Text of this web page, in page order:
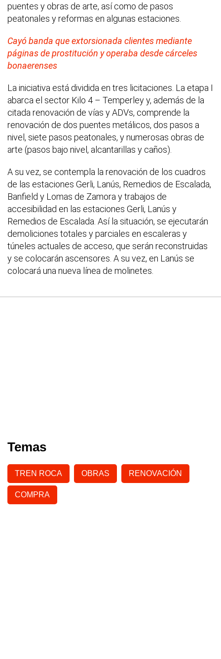
puentes y obras de arte, así como de pasos
peatonales y reformas en algunas estaciones.
Cayó banda que extorsionada clientes mediante
páginas de prostitución y operaba desde cárceles
bonaerenses
La iniciativa está dividida en tres licitaciones. La etapa I
abarca el sector Kilo 4 – Temperley y, además de la
citada renovación de vías y ADVs, comprende la
renovación de dos puentes metálicos, dos pasos a
nivel, siete pasos peatonales, y numerosas obras de
arte (pasos bajo nivel, alcantarillas y caños).
A su vez, se contempla la renovación de los cuadros
de las estaciones Gerli, Lanús, Remedios de Escalada,
Banfield y Lomas de Zamora y trabajos de
accesibilidad en las estaciones Gerli, Lanús y
Remedios de Escalada. Así la situación, se ejecutarán
demoliciones totales y parciales en escaleras y
túneles actuales de acceso, que serán reconstruidas
y se colocarán ascensores. A su vez, en Lanús se
colocará una nueva línea de molinetes.
Temas
TREN ROCA OBRAS RENOVACIÓN
COMPRA